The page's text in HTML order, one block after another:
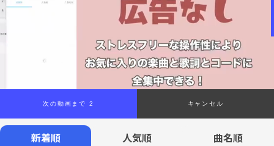
次の動画まで 2 キャンセル
新着順 人気順 曲名順